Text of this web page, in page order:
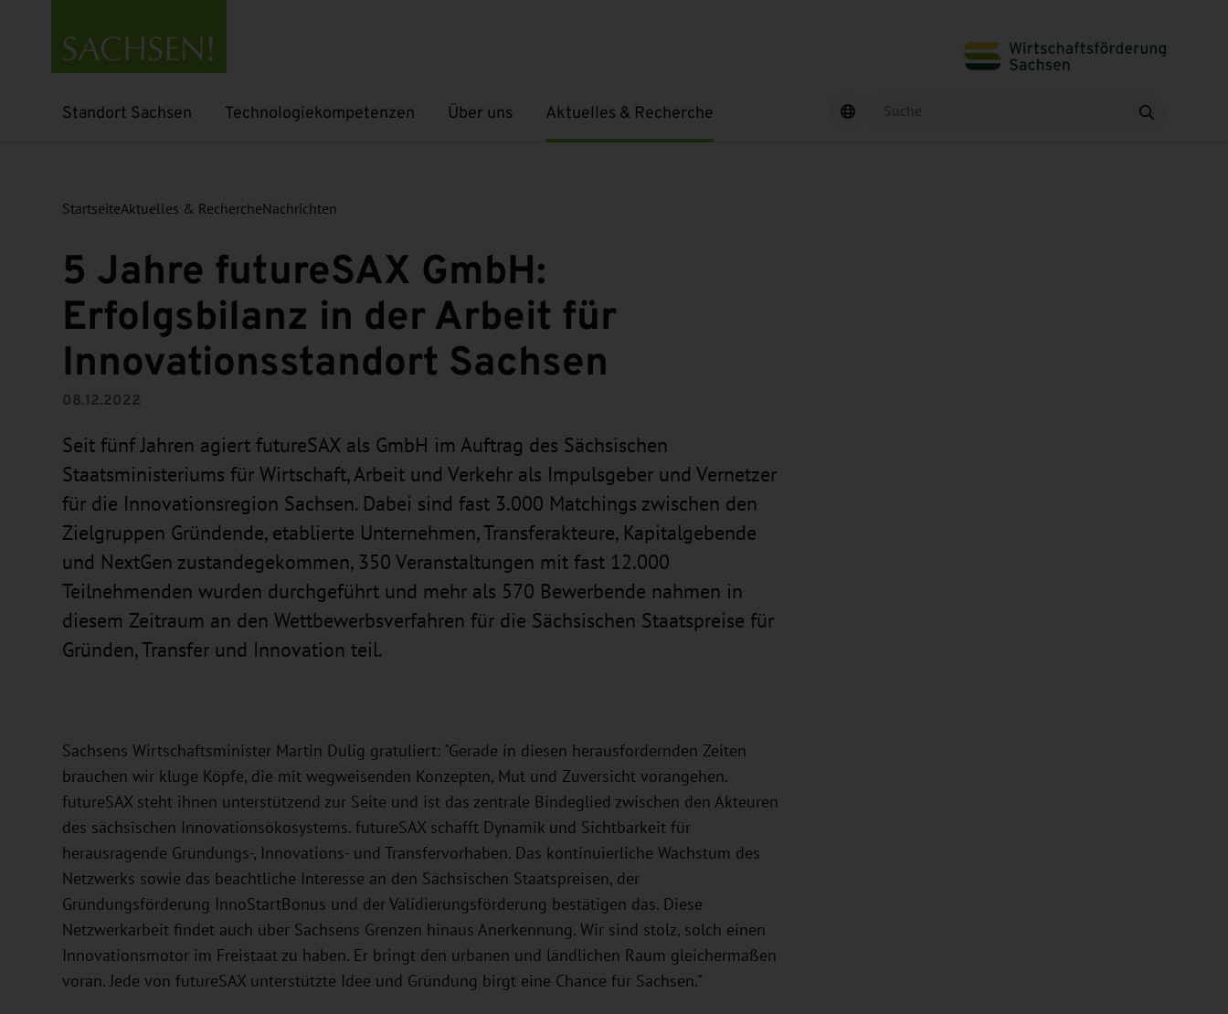
Standort Sachsen
Untermenü öffnen Technologiekompetenzen
Untermenü öffnen Über uns
Untermenü öffnenAktuelles & Recherche
Untermenü öffnen Finden
StartseiteAktuelles & RechercheNachrichten
5 Jahre futureSAX GmbH:
Erfolgsbilanz in der Arbeit für
Innovationsstandort Sachsen
08.12.2022
Seit fünf Jahren agiert futureSAX als GmbH im Auftrag des Sächsischen
Staatsministeriums für Wirtschaft, Arbeit und Verkehr als Impulsgeber und Vernetzer
für die Innovationsregion Sachsen. Dabei sind fast 3.000 Matchings zwischen den
Zielgruppen Gründende, etablierte Unternehmen, Transferakteure, Kapitalgebende
und NextGen zustandegekommen, 350 Veranstaltungen mit fast 12.000
Teilnehmenden wurden durchgeführt und mehr als 570 Bewerbende nahmen in
diesem Zeitraum an den Wettbewerbsverfahren für die Sächsischen Staatspreise für
Gründen, Transfer und Innovation teil.
Sachsens Wirtschaftsminister Martin Dulig gratuliert: "Gerade in diesen herausfordernden Zeiten
brauchen wir kluge Köpfe, die mit wegweisenden Konzepten, Mut und Zuversicht vorangehen.
futureSAX steht ihnen unterstützend zur Seite und ist das zentrale Bindeglied zwischen den Akteuren
des sächsischen Innovationsökosystems. futureSAX schafft Dynamik und Sichtbarkeit für
herausragende Gründungs-, Innovations- und Transfervorhaben. Das kontinuierliche Wachstum des
Netzwerks sowie das beachtliche Interesse an den Sächsischen Staatspreisen, der
Gründungsförderung InnoStartBonus und der Validierungsförderung bestätigen das. Diese
Netzwerkarbeit findet auch über Sachsens Grenzen hinaus Anerkennung. Wir sind stolz, solch einen
Innovationsmotor im Freistaat zu haben. Er bringt den urbanen und ländlichen Raum gleichermaßen
voran. Jede von futureSAX unterstützte Idee und Gründung birgt eine Chance für Sachsen."